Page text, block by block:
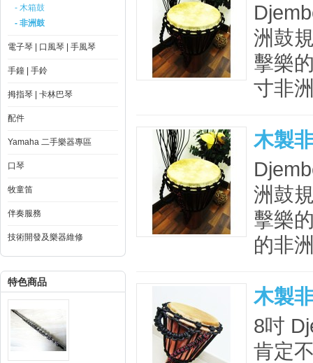
- 木箱鼓
- 非洲鼓
電子琴 | 口風琴 | 手風琴
手鐘 | 手鈴
拇指琴 | 卡林巴琴
配件
Yamaha 二手樂器專區
口琴
牧童笛
伴奏服務
技術開發及樂器維修
特色商品
洲鼓
擊樂
寸非
木製
洲鼓
擊樂
的非
木製
8吋
肯定